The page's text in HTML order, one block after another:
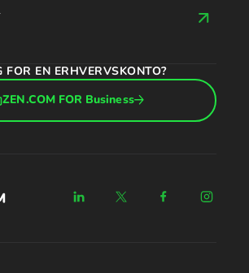
EN ERHVERVSKONTO?
ZEN.COM FOR Business